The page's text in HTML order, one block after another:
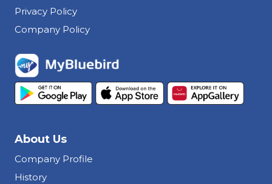
Privacy Policy
Company Policy
About Us
Company Profile
History